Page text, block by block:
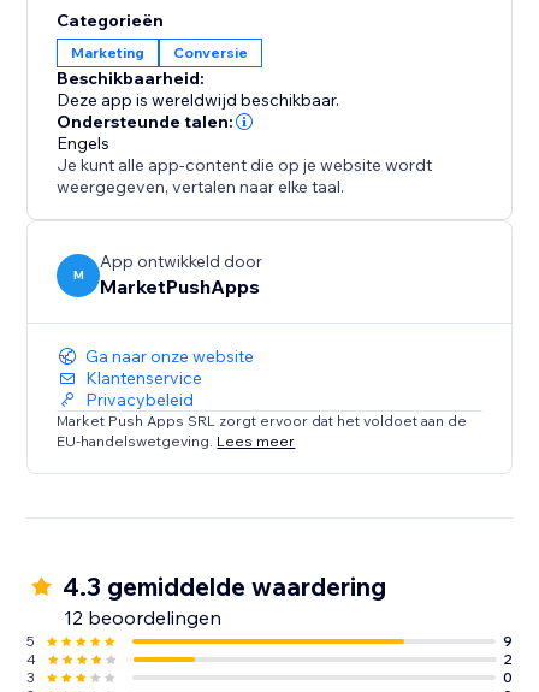
mere målrettede beslutninger baseret på data.
Quantity & Volume Discounts integreres problemfrit
på dine produktsider og gør det nemmere end
nogensinde at tilbyde uimodståelige tilbud. Begynd
at øge både salget og kurvværdien allerede i dag.
Categorieën
Marketing Conversie
Beschikbaarheid:
Deze app is wereldwijd beschikbaar.
Ondersteunde talen:
Engels
Je kunt alle app-content die op je website wordt
weergegeven, vertalen naar elke taal.
M
App ontwikkeld door
MarketPushApps
Ga naar onze website
Klantenservice
Privacybeleid
Market Push Apps SRL zorgt ervoor dat het voldoet aan de
EU-handelswetgeving. Lees meer
4.3 gemiddelde waardering
12 beoordelingen
5
9
4
2
3
0